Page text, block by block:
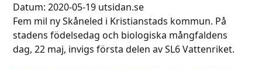
Datum: 2020-05-19 utsidan.se
Fem mil ny Skåneled i Kristianstads kommun. På
stadens födelsedag och biologiska mångfaldens
dag, 22 maj, invigs första delen av SL6 Vattenriket.